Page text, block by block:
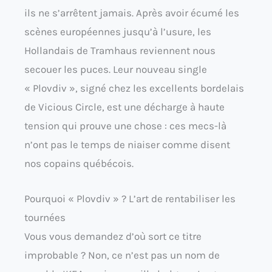
ils ne s’arrêtent jamais. Après avoir écumé les
scènes européennes jusqu’à l’usure, les
Hollandais de Tramhaus reviennent nous
secouer les puces. Leur nouveau single
« Plovdiv », signé chez les excellents bordelais
de Vicious Circle, est une décharge à haute
tension qui prouve une chose : ces mecs-là
n’ont pas le temps de niaiser comme disent
nos copains québécois.
Pourquoi « Plovdiv » ? L’art de rentabiliser les
tournées
Vous vous demandez d’où sort ce titre
improbable ? Non, ce n’est pas un nom de